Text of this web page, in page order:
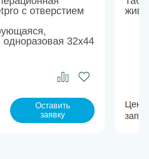
с отверстием
одноразовая 32x44
Оставить
заявку
Цена